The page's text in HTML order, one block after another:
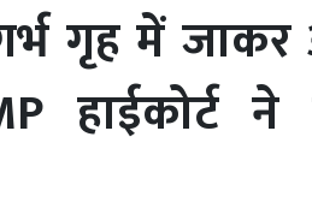
गृह में
हाईकोर्ट